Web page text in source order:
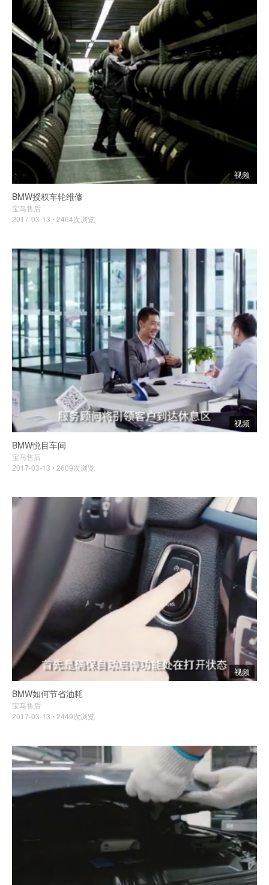
视频
BMW授权车轮维修
宝马售后
2017-03-13 • 2464次浏览
视频
BMW悦目车间
宝马售后
2017-03-13 • 2609次浏览
视频
BMW如何节省油耗
宝马售后
2017-03-13 • 2449次浏览